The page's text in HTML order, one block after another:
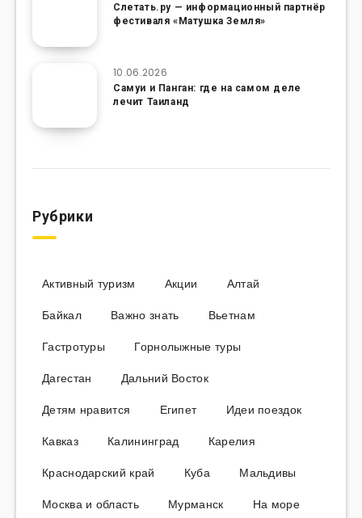
Слетать.ру — информационный партнёр
фестиваля «Матушка Земля»
10.06.2026
Самуи и Панган: где на самом деле
лечит Таиланд
Рубрики
Активный туризм Акции
Алтай
Байкал
Важно знать
Вьетнам
Гастротуры
Горнолыжные туры
Дагестан
Дальний Восток
Детям нравится
Египет
Идеи поездок
Кавказ
Калининград
Карелия
Краснодарский край
Куба
Мальдивы
Москва и область
Мурманск
На море